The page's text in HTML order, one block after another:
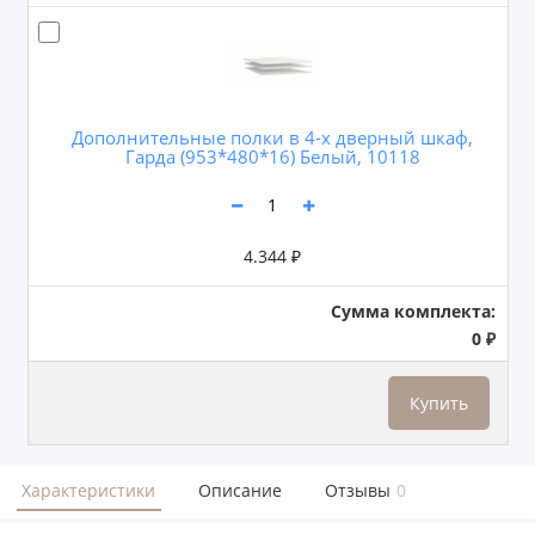
Дополнительные полки в 4-х дверный шкаф,
Гарда (953*480*16) Белый, 10118
4.344 ₽
Сумма комплекта:
0 ₽
Купить
Характеристики Описание Отзывы 0